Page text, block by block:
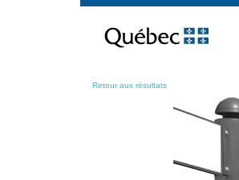
contenu
Retour aux résultats